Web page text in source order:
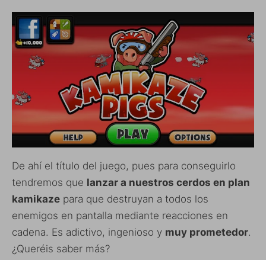
De ahí el título del juego, pues para conseguirlo
tendremos que lanzar a nuestros cerdos en plan
kamikaze para que destruyan a todos los
enemigos en pantalla mediante reacciones en
cadena. Es adictivo, ingenioso y muy prometedor.
¿Queréis saber más?